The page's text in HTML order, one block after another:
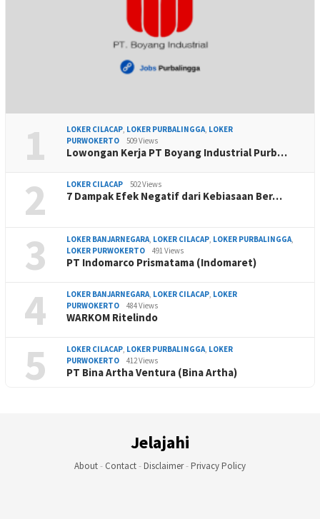
1 LOKER CILACAP LOKER PURBALINGGA LOKER
PURWOKERTO
509 Views
Lowongan Kerja PT Boyang Industrial Purb…
2 LOKER CILACAP 502 Views
7 Dampak Efek Negatif dari Kebiasaan Ber…
3 LOKER BANJARNEGARA LOKER CILACAP LOKER PURBALINGGA
LOKER PURWOKERTO
491 Views
PT Indomarco Prismatama (Indomaret)
4 LOKER BANJARNEGARA LOKER CILACAP LOKER
PURWOKERTO
484 Views
WARKOM Ritelindo
5 LOKER CILACAP LOKER PURBALINGGA LOKER
PURWOKERTO
412 Views
PT Bina Artha Ventura (Bina Artha)
Jelajahi
About- Contact- Disclaimer- Privacy Policy